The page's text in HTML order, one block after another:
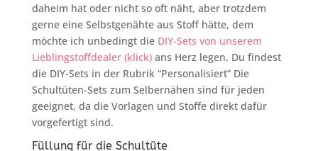
daheim hat oder nicht so oft näht, aber trotzdem
gerne eine Selbstgenähte aus Stoff hätte, dem
möchte ich unbedingt die DIY-Sets von unserem
Lieblingstoffdealer (klick)ans Herz legen. Du findest
die DIY-Sets in der Rubrik “Personalisiert” Die
Schultüten-Sets zum Selbernähen sind für jeden
geeignet, da die Vorlagen und Stoffe direkt dafür
vorgefertigt sind.
Füllung für die Schultüte